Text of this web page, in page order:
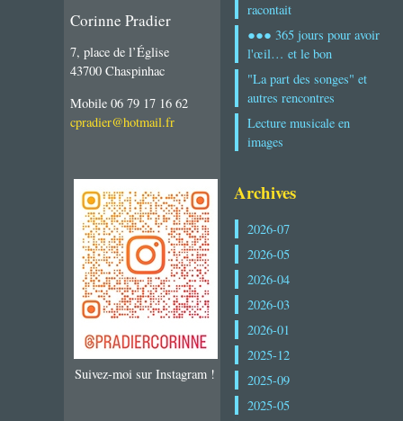
Corinne Pradier
7, place de l’Église
43700 Chaspinhac
Mobile 06 79 17 16 62
cpradier@hotmail.fr
Suivez-moi sur Instagram !
racontait
●●● 365 jours pour avoir
l'œil… et le bon
"La part des songes" et
autres rencontres
Lecture musicale en
images
Archives
2026-07
2026-05
2026-04
2026-03
2026-01
2025-12
2025-09
2025-05